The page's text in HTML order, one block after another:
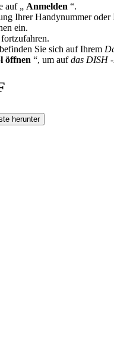
auf „ Anmelden “.
Ihrer Handynummer
ein.
Sie sich auf Ihrem
öffnen “, um aufdas DISH
herunter